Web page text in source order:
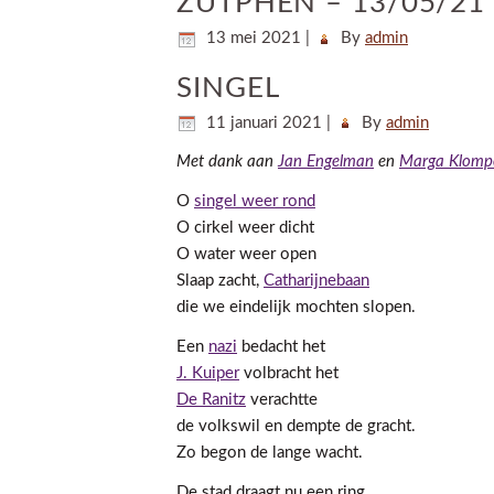
13 mei 2021 By admin
SINGEL
11 januari 2021 By admin
Met dank aan Jan Engelman en Marga
O singel weer rond
O cirkel weer dicht
O water weer open
Slaap zacht, Catharijnebaan
die we eindelijk mochten slopen.
Een nazi bedacht het
J. Kuipervolbracht het
De Ranitz verachtte
de volkswil en dempte de gracht.
Zo begon de lange wacht.